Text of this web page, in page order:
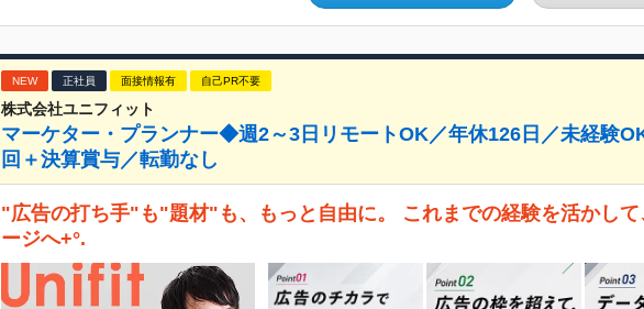
NEW 正社員 面接情報有 自己PR不要
株式会社ユニフィット
マーケター・プランナー◆週2～3日リモートOK／年休126日／未経験
回＋決算賞与／転勤なし
"広告の打ち手"も"題材"も、もっと自由に。 これまでの経験を活かして
ージへ+°.